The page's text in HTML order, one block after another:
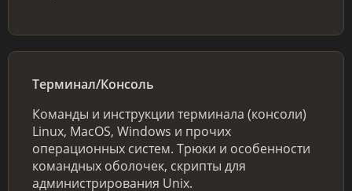
Терминал/Консоль
Команды и инструкции терминала (консоли)
Linux, MacOS, Windows и прочих
операционных систем. Трюки и особенности
командных оболочек, скрипты для
администрирования Unix.